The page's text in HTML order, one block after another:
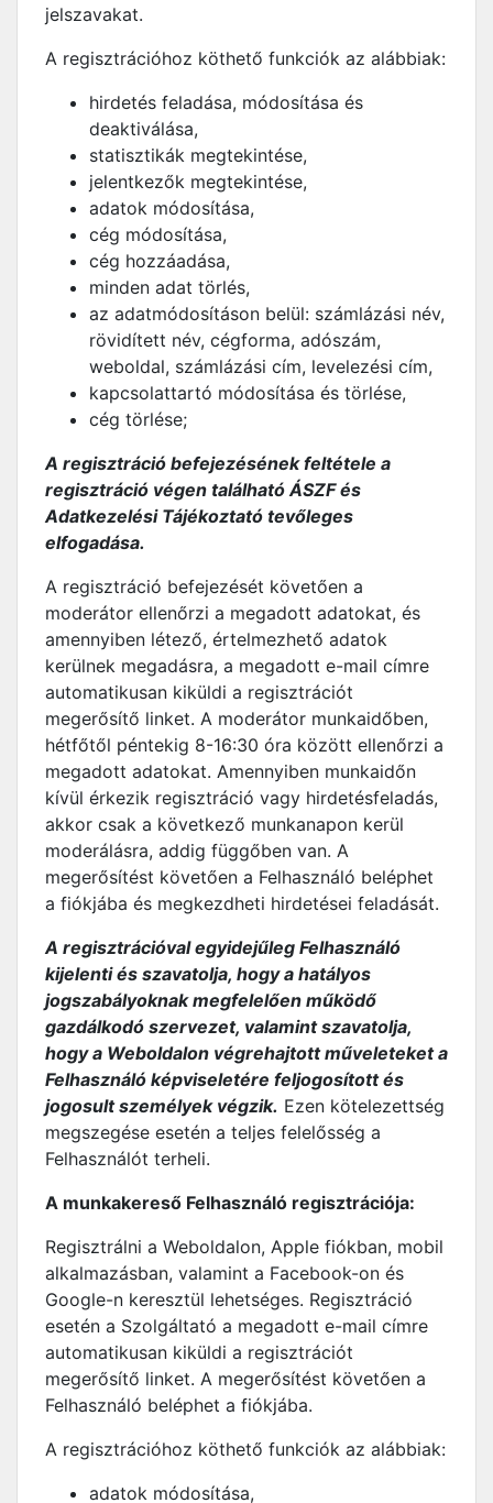
jelszavakat.
A regisztrációhoz köthető funkciók az alábbiak:
hirdetés feladása, módosítása és
deaktiválása,
statisztikák megtekintése,
jelentkezők megtekintése,
adatok módosítása,
cég módosítása,
cég hozzáadása,
minden adat törlés,
az adatmódosításon belül: számlázási név,
rövidített név, cégforma, adószám,
weboldal, számlázási cím, levelezési cím,
kapcsolattartó módosítása és törlése,
cég törlése;
A regisztráció befejezésének feltétele a
regisztráció végen található ÁSZF és
Adatkezelési Tájékoztató tevőleges
elfogadása.
A regisztráció befejezését követően a
moderátor ellenőrzi a megadott adatokat, és
amennyiben létező, értelmezhető adatok
kerülnek megadásra, a megadott e-mail címre
automatikusan kiküldi a regisztrációt
megerősítő linket. A moderátor munkaidőben,
hétfőtől péntekig 8-16:30 óra között ellenőrzi a
megadott adatokat. Amennyiben munkaidőn
kívül érkezik regisztráció vagy hirdetésfeladás,
akkor csak a következő munkanapon kerül
moderálásra, addig függőben van. A
megerősítést követően a Felhasználó beléphet
a fiókjába és megkezdheti hirdetései feladását.
A regisztrációval egyidejűleg Felhasználó
kijelenti és szavatolja, hogy a hatályos
jogszabályoknak megfelelően működő
gazdálkodó szervezet, valamint szavatolja,
hogy a Weboldalon végrehajtott műveleteket a
Felhasználó képviseletére feljogosított és
jogosult személyek végzik. Ezen kötelezettség
megszegése esetén a teljes felelősség a
Felhasználót terheli.
A munkakereső Felhasználó regisztrációja:
Regisztrálni a Weboldalon, Apple fiókban, mobil
alkalmazásban, valamint a Facebook-on és
Google-n keresztül lehetséges. Regisztráció
esetén a Szolgáltató a megadott e-mail címre
automatikusan kiküldi a regisztrációt
megerősítő linket. A megerősítést követően a
Felhasználó beléphet a fiókjába.
A regisztrációhoz köthető funkciók az alábbiak:
adatok módosítása,